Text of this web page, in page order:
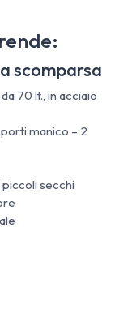
scomparsa
70 lt., in acciaio
manico – 2
secchi